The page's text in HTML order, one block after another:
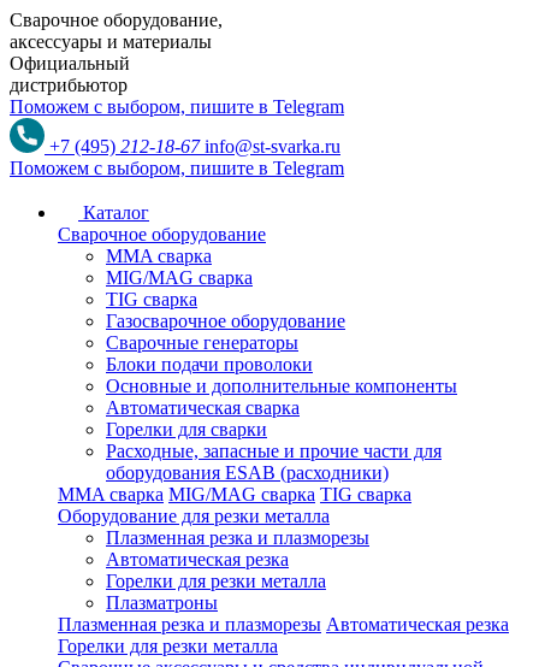
Сварочное оборудование,
аксессуары и материалы
Официальный
дистрибьютор
Поможем с выбором, пишите в Telegram
+7 (495) 212-18-67 info@st-svarka.ru
Поможем с выбором, пишите в Telegram
Каталог
Сварочное оборудование
MMA сварка
MIG/MAG сварка
TIG сварка
Газосварочное оборудование
Сварочные генераторы
Блоки подачи проволоки
Основные и дополнительные компоненты
Автоматическая сварка
Горелки для сварки
Расходные, запасные и прочие части для
оборудования ESAB (расходники)
MMA сварка MIG/MAG сварка TIG сварка
Оборудование для резки металла
Плазменная резка и плазморезы
Автоматическая резка
Горелки для резки металла
Плазматроны
Плазменная резка и плазморезы Автоматическая резка
Горелки для резки металла